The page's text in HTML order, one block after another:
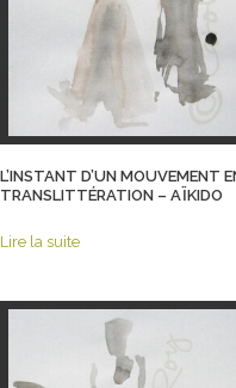
L’INSTANT D’UN MOUVEMENT
TRANSLITTÉRATION – AÏKIDO
Lire la suite